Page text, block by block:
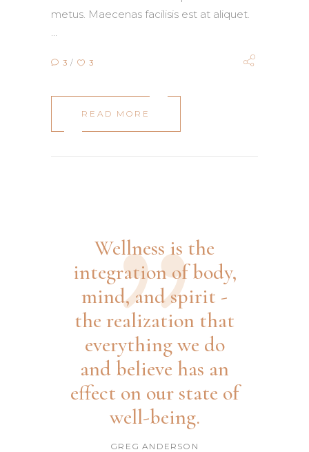
metus. Maecenas facilisis est at aliquet.
3 3
READ MORE
Wellness is the
integration of body,
mind, and spirit -
the realization that
everything we do
and believe has an
effect on our state of
well-being.
GREG ANDERSON